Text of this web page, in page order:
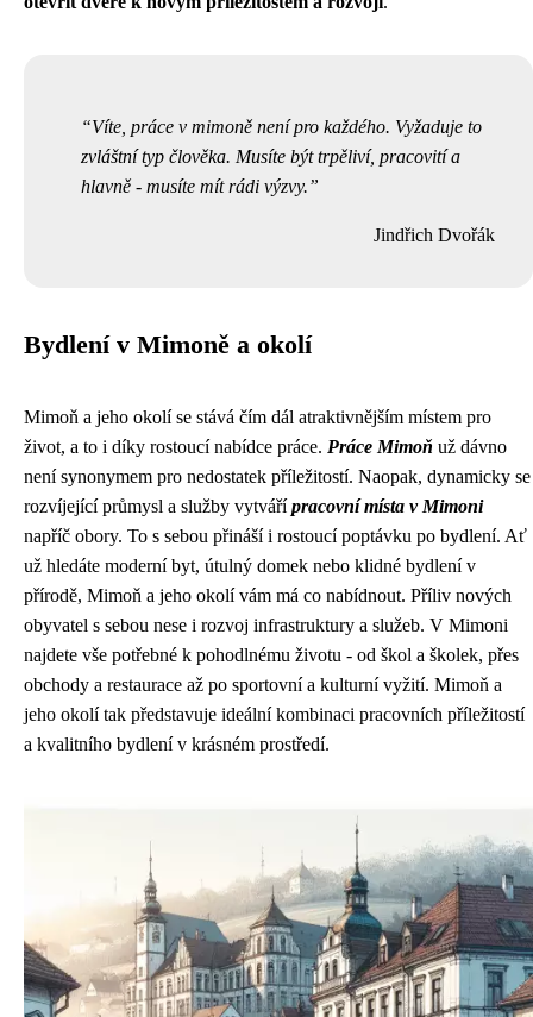
Víte, práce v mimoně není pro každého. Vyžaduje to
zvláštní typ člověka. Musíte být trpěliví, pracovití a
hlavně - musíte mít rádi výzvy.
Jindřich Dvořák
Bydlení v Mimoně a okolí
Mimoň a jeho okolí se stává čím dál atraktivnějším místem pro
život, a to i díky rostoucí nabídce práce. Práce Mimoň už dávno
není synonymem pro nedostatek příležitostí. Naopak, dynamicky se
rozvíjející průmysl a služby vytvářípracovní místa v Mimoni
napříč obory. To s sebou přináší i rostoucí poptávku po bydlení. Ať
už hledáte moderní byt, útulný domek nebo klidné bydlení v
přírodě, Mimoň a jeho okolí vám má co nabídnout. Příliv nových
obyvatel s sebou nese i rozvoj infrastruktury a služeb. V Mimoni
najdete vše potřebné k pohodlnému životu - od škol a školek, přes
obchody a restaurace až po sportovní a kulturní vyžití. Mimoň a
jeho okolí tak představuje ideální kombinaci pracovních příležitostí
a kvalitního bydlení v krásném prostředí.